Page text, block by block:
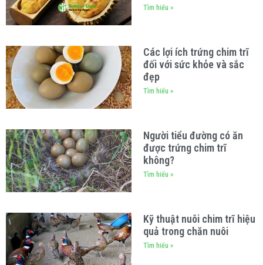
Tìm hiểu »
Các lợi ích trứng chim trĩ
đối với sức khỏe và sắc
đẹp
Tìm hiểu »
Người tiểu đường có ăn
được trứng chim trĩ
không?
Tìm hiểu »
Kỹ thuật nuôi chim trĩ hiệu
quả trong chăn nuôi
Tìm hiểu »